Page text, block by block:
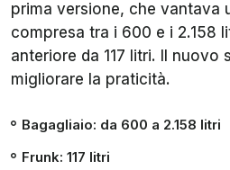
prima versione, che vantava
compresa tra i 600 e i 2.158
anteriore da 117 litri. Il nuovo
migliorare la praticità.
Bagagliaio: da 600 a 2.158 litri
Frunk: 117 litri